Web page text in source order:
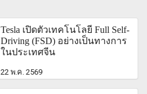
Tesla เปิดตัวเทคโนโลยี Full Self-
Driving (FSD) อย่างเป็นทางการ
ในประเทศจีน
22 พ.ค. 2569